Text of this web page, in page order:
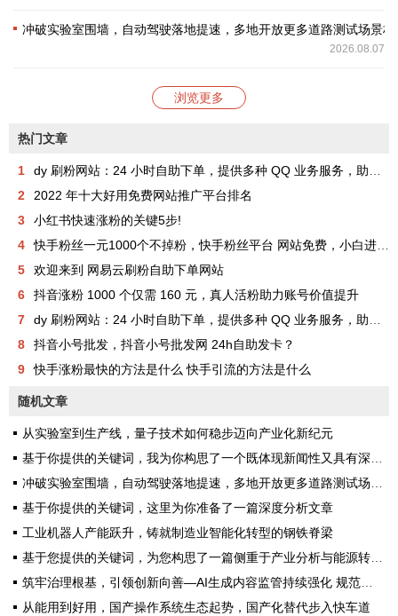
冲破实验室围墙，自动驾驶落地提速，多地开放更多道路测试场景
2026.08.07
浏览更多
热门文章
1
dy 刷粉网站：24 小时自助下单，提供多种 QQ 业务服务，助你成为网红
2
2022 年十大好用免费网站推广平台排名
3
小红书快速涨粉的关键5步!
4
快手粉丝一元1000个不掉粉，快手粉丝平台 网站免费，小白进来看看，教你如何快速涨粉1000，其实很简单！
5
欢迎来到 网易云刷粉自助下单网站
6
抖音涨粉 1000 个仅需 160 元，真人活粉助力账号价值提升
7
dy 刷粉网站：24 小时自助下单，提供多种 QQ 业务服务，助你成为网红
8
抖音小号批发，抖音小号批发网 24h自助发卡？
9
快手涨粉最快的方法是什么 快手引流的方法是什么
随机文章
从实验室到生产线，量子技术如何稳步迈向产业化新纪元
基于你提供的关键词，我为你构思了一个既体现新闻性又具有深度的标题，并完成了一篇完整的文章
冲破实验室围墙，自动驾驶落地提速，多地开放更多道路测试场景构建真实考场
基于你提供的关键词，这里为你准备了一篇深度分析文章
工业机器人产能跃升，铸就制造业智能化转型的钢铁脊梁
基于您提供的关键词，为您构思了一篇侧重于产业分析与能源转型的深度文章
筑牢治理根基，引领创新向善—AI生成内容监管持续强化 规范行业健康发展
从能用到好用，国产操作系统生态起势，国产化替代步入快车道